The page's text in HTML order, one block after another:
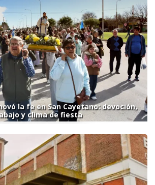
la fe en San Cayetano: devoción,
y clima de fiesta